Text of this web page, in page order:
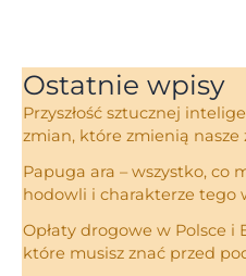
Ostatnie wpisy
Przyszłość sztucznej
zmian, które zmienią
Papuga ara – wszystko, co
hodowli i charakterze tego
Opłaty drogowe w Polsce i
które musisz znać przed